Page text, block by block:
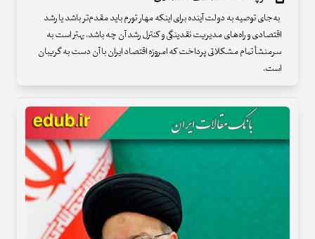
به‌جای توصیه به دولت آینده برای اینکه مهار تورم باید مقدم‌تر باشد یا رشد
اقتصادی و راه‌های مدیریت نقدینگی و کنترل رشد آن چه باشد، بهتر است به
سرمنشأ تمام مشکلاتی پرداخت که امروزه اقتصاد ایران با آن دست به گریبان
است.